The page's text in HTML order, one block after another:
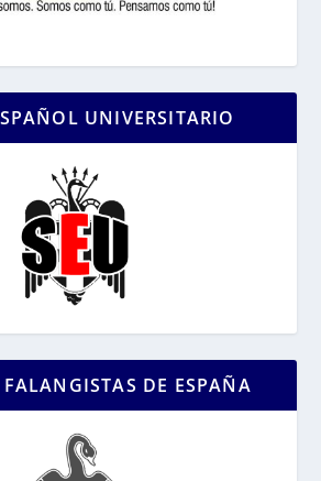
UNIVERSITARIO
DE ESPAÑA